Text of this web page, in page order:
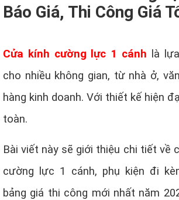
Báo Giá, Thi Công Giá
Cửa kính cường lực 1 cánh là
cho nhiều không gian, từ nhà ở,
hàng kinh doanh. Với thiết kế hiện
toàn.
Bài viết này sẽ giới thiệu chi tiết về
cường lực 1 cánh, phụ kiện đi
bảng giá thi công mới nhất năm